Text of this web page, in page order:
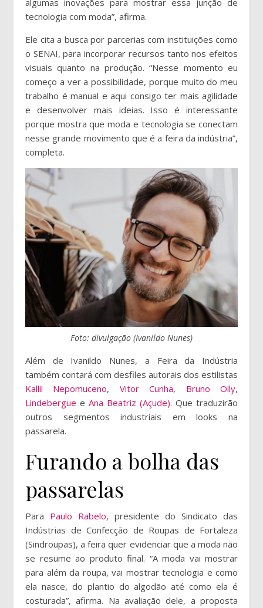
tecnologia com moda”, afirma.
Ele cita a busca por parcerias com instituições como
o SENAI, para incorporar recursos tanto nos efeitos
visuais quanto na produção. “Nesse momento eu
começo a ver a possibilidade, porque muito do meu
trabalho é manual e aqui consigo ter mais agilidade
e desenvolver mais ideias. Isso é interessante
porque mostra que moda e tecnologia se conectam
nesse grande movimento que é a feira da indústria”,
completa.
Foto: divulgação (Ivanildo Nunes)
Além de Ivanildo Nunes, a Feira da Indústria
também contará com desfiles autorais dos estilistas
Kallil Nepomuceno, Vitor Cunha, Bruno Olly,
Lindebergue e Ana Beatriz (Açude). Que traduzirão
outros segmentos industriais em looks na
passarela.
Furando a bolha das
passarelas
Para Paulo Rabelo, presidente do Sindicato das
Indústrias de Confecção de Roupas de Fortaleza
(Sindroupas), a feira quer evidenciar que a moda não
se resume ao produto final. “A moda vai mostrar
para além da roupa, vai mostrar tecnologia e como
ela nasce, do plantio do algodão até como ela é
costurada”, afirma. Na avaliação dele, a proposta